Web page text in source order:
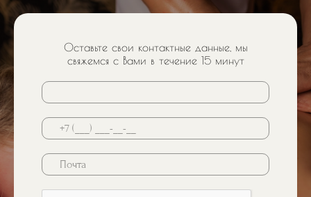
Оставьте свои контактные данные, мы
свяжемся с Вами в течение 15 минут
Почта